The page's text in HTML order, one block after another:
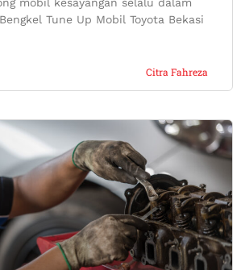
Tune Up Mobil Toyota Bekasi
Citra Fahreza